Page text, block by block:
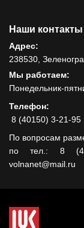
Наши контакты
Адрес:
238530,
Мы работаем:
Понедельник-
Телефон:
8 (40150) 3-21-95
По вопросам
по тел.: 8
volnanet@mail.ru